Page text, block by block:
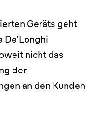
Geräts geht
De’Longhi
nicht das
der
an den Kunden